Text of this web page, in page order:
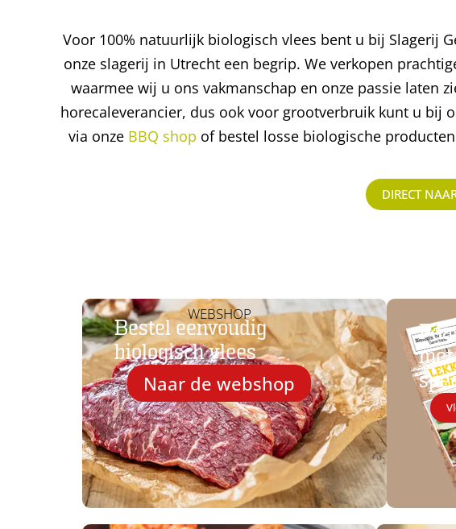
Voor 100% natuurlijk biologisch vlees bent u bij Slagerij
onze slagerij in Utrecht een begrip. We verkopen
waarmee wij u ons vakmanschap en onze passie
horecaleverancier, dus ook voor grootverbruik kunt u bij
via onze BBQ shop of bestel losse biologische
DIRECT
WEBSHOP
Bestel eenvoudig
biologisch vlees
Naar de webshop